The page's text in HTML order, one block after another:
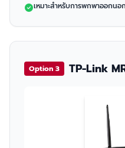
เหมาะสำหรับการพกพาออกน
Option 3 TP-Link